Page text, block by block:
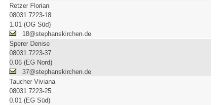
Retzer Florian
08031 7223-18
1.01 (OG Süd)
18@stephanskirchen.de
Sperer Denise
08031 7223-37
0.06 (EG Nord)
37@stephanskirchen.de
Taucher Viviana
08031 7223-25
0.01 (EG Süd)